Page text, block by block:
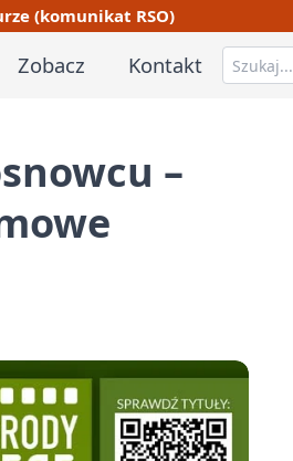
(komunikat RSO)
Zobacz Kontakt
–